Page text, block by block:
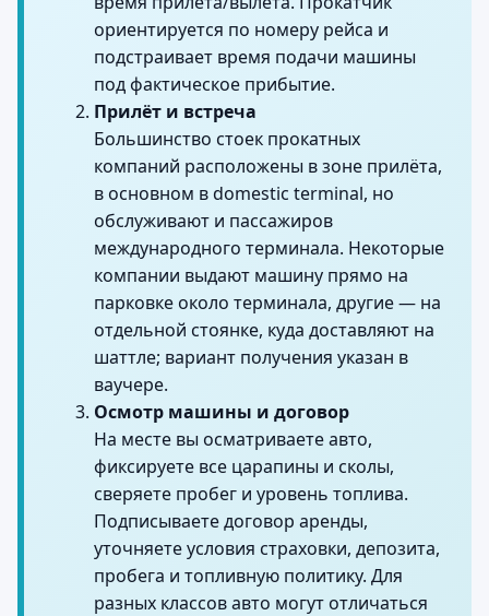
ориентируется по номеру рейса и
подстраивает время подачи машины
под фактическое прибытие.
Прилёт и встреча
Большинство стоек прокатных
компаний расположены в зоне прилёта,
в основном в domestic terminal, но
обслуживают и пассажиров
международного терминала. Некоторые
компании выдают машину прямо на
парковке около терминала, другие — на
отдельной стоянке, куда доставляют на
шаттле; вариант получения указан в
ваучере.
Осмотр машины и договор
На месте вы осматриваете авто,
фиксируете все царапины и сколы,
сверяете пробег и уровень топлива.
Подписываете договор аренды,
уточняете условия страховки, депозита,
пробега и топливную политику. Для
разных классов авто могут отличаться